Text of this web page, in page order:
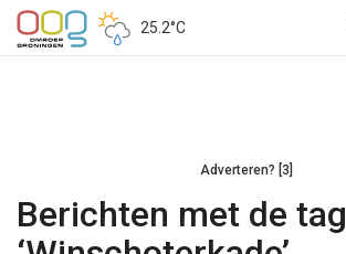
25.2°C
Adverteren? [3]
Berichten met de tag